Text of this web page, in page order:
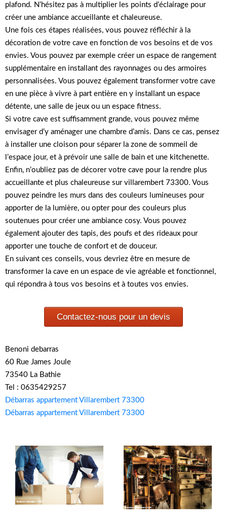
plafond. N’hésitez pas à multiplier les points d’éclairage pour
créer une ambiance accueillante et chaleureuse.
Une fois ces étapes réalisées, vous pouvez réfléchir à la
décoration de votre cave en fonction de vos besoins et de vos
envies. Vous pouvez par exemple créer un espace de rangement
supplémentaire en installant des rayonnages ou des armoires
personnalisées. Vous pouvez également transformer votre cave
en une pièce à vivre à part entière en y installant un espace
détente, une salle de jeux ou un espace fitness.
Si votre cave est suffisamment grande, vous pouvez même
envisager d’y aménager une chambre d’amis. Dans ce cas, pensez
à installer une cloison pour séparer la zone de sommeil de
l’espace jour, et à prévoir une salle de bain et une kitchenette.
Enfin, n’oubliez pas de décorer votre cave pour la rendre plus
accueillante et plus chaleureuse sur villarembert 73300. Vous
pouvez peindre les murs dans des couleurs lumineuses pour
apporter de la lumière, ou opter pour des couleurs plus
soutenues pour créer une ambiance cosy. Vous pouvez
également ajouter des tapis, des poufs et des rideaux pour
apporter une touche de confort et de douceur.
En suivant ces conseils, vous devriez être en mesure de
transformer la cave en un espace de vie agréable et fonctionnel,
qui répondra à tous vos besoins et à toutes vos envies.
Contactez-nous pour un devis
Benoni debarras
60 Rue James Joule
73540 La Bathie
Tel : 0635429257
Débarras appartement Villarembert 73300
Débarras appartement Villarembert 73300